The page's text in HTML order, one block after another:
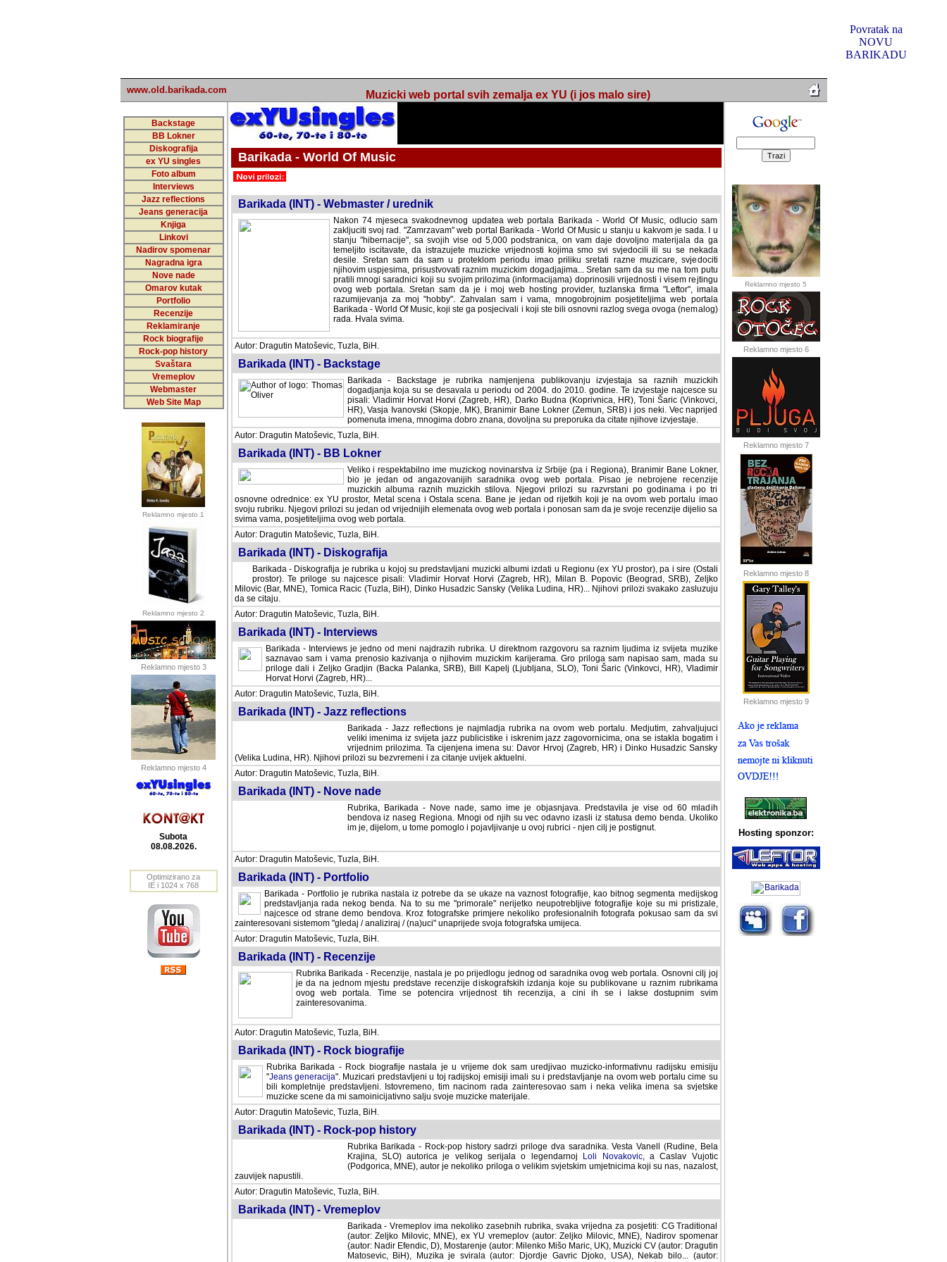
Povratak na
NOVU
BARIKADU
www.old.barikada.com Muzicki web portal svih zemalja ex YU (i jos malo sire)
Backstage
BB Lokner
Diskografija
ex YU singles
Foto album
Interviews
Jazz reflections
Jeans generacija
Knjiga
Linkovi
Nadirov spomenar
Nagradna igra
Nove nade
Omarov kutak
Portfolio
Recenzije
Reklamiranje
Rock biografije
Rock-pop history
Svaštara
Vremeplov
Webmaster
Web Site Map
Reklamno mjesto 1
Reklamno mjesto 2
Reklamno mjesto 3
Reklamno mjesto 4
Subota
08.08.2026.
Optimizirano za
IE i 1024 x 768
Barikada - World Of Music
Barikada (INT) - Webmaster / urednik
Nakon 74 mjeseca svakodnevnog updatea web portala Barikada - World Of Music, odlucio sam
zakljuciti svoj rad. "Zamrzavam" web portal Barikada - World Of Music u stanju u kakvom je sada. I u
stanju "hibernacije", sa svojih vise od 5,000 podstranica, on vam daje dovoljno materijala da ga
temeljito iscitavate, da istrazujete muzicke vrijednosti kojima smo svi svjedocili ili su se nekada desile.
Sretan sam da sam u proteklom periodu imao priliku sretati razne muzicare, svjedociti njihovim
uspjesima, prisustvovati raznim muzickim dogadjajima... Sretan sam da su me na tom putu pratili
mnogi saradnici koji su svojim prilozima (informacijama) doprinosili vrijednosti i visem rejtingu ovog
web portala. Sretan sam da je i moj web hosting provider, tuzlanska firma "Leftor", imala
razumijevanja za moj "hobby". Zahvalan sam i vama, mnogobrojnim posjetiteljima web portala
Barikada - World Of Music, koji ste ga posjecivali i koji ste bili osnovni razlog svega ovoga (nemalog)
rada. Hvala svima.
Autor: Dragutin Matoševic, Tuzla, BiH.
Barikada (INT) - Backstage
Barikada - Backstage je rubrika namjenjena publikovanju izvjestaja sa raznih muzickih
dogadjanja koja su se desavala u periodu od 2004. do 2010. godine. Te izvjestaje najcesce su
pisali: Vladimir Horvat Horvi (Zagreb, HR), Darko Budna (Koprivnica, HR), Toni Šaric (Vinkovci,
HR), Vasja Ivanovski (Skopje, MK), Branimir Bane Lokner (Zemun, SRB) i jos neki. Vec naprijed
pomenuta imena, mnogima dobro znana, dovoljna su preporuka da citate njihove izvjestaje.
Autor: Dragutin Matoševic, Tuzla, BiH.
Barikada (INT) - BB Lokner
Veliko i respektabilno ime muzickog novinarstva iz Srbije (pa i Regiona), Branimir Bane Lokner,
bio je jedan od angazovanijih saradnika ovog web portala. Pisao je nebrojene recenzije muzickih
albuma raznih muzickih stilova. Njegovi prilozi su razvrstani po godinama i po tri osnovne
odrednice: ex YU prostor, Metal scena i Ostala scena. Bane je jedan od rijetkih koji je na ovom web portalu imao svoju rubriku.
Njegovi prilozi su jedan od vrijednijih elemenata ovog web portala i ponosan sam da je svoje recenzije dijelio sa svima vama,
posjetiteljima ovog web portala.
Autor: Dragutin Matoševic, Tuzla, BiH.
Barikada (INT) - Diskografija
Barikada - Diskografija je rubrika u kojoj su predstavljani muzicki albumi izdati u Regionu (ex YU prostor), pa i sire (Ostali
prostor). Te priloge su najcesce pisali: Vladimir Horvat Horvi (Zagreb, HR), Milan B. Popovic (Beograd, SRB), Zeljko Milovic
(Bar, MNE), Tomica Racic (Tuzla, BiH), Dinko Husadzic Sansky (Velika Ludina, HR)... Njihovi prilozi svakako zasluzuju da se
citaju.
Autor: Dragutin Matoševic, Tuzla, BiH.
Barikada (INT) - Interviews
Barikada - Interviews je jedno od meni najdrazih rubrika. U direktnom razgovoru sa raznim ljudima iz svijeta muzike
saznavao sam i vama prenosio kazivanja o njihovim muzickim karijerama. Gro priloga sam napisao sam, mada su
priloge dali i Zeljko Gradjin (Backa Palanka, SRB), Bill Kapelj (Ljubljana, SLO), Toni Šaric (Vinkovci, HR), Vladimir
Horvat Horvi (Zagreb, HR)...
Autor: Dragutin Matoševic, Tuzla, BiH.
Barikada (INT) - Jazz reflections
Barikada - Jazz reflections je najmladja rubrika na ovom web portalu. Medjutim, zahvaljujuci veliki
imenima iz svijeta jazz publicistike i iskrenim jazz zagovornicima, ona se istakla bogatim i
vrijednim prilozima. Ta cijenjena imena su: Davor Hrvoj (Zagreb, HR) i Dinko Husadzic Sansky
(Velika Ludina, HR). Njihovi prilozi su bezvremeni i za citanje uvijek aktuelni.
Autor: Dragutin Matoševic, Tuzla, BiH.
Barikada (INT) - Nove nade
Rubrika, Barikada - Nove nade, samo ime je objasnjava. Predstavila je vise od 60 mladih
bendova iz naseg Regiona. Mnogi od njih su vec odavno izasli iz statusa demo benda. Ukoliko im
je, dijelom, u tome pomoglo i pojavljivanje u ovoj rubrici - njen cilj je postignut.
Autor: Dragutin Matoševic, Tuzla, BiH.
Barikada (INT) - Portfolio
Barikada - Portfolio je rubrika nastala iz potrebe da se ukaze na vaznost fotografije, kao bitnog segmenta medijskog
predstavljanja rada nekog benda. Na to su me "primorale" nerijetko neupotrebljive fotografije koje su mi pristizale,
najcesce od strane demo bendova. Kroz fotografske primjere nekoliko profesionalnih fotografa pokusao sam da svi
zainteresovani sistemom "gledaj / analiziraj / (na)uci" unaprijede svoja fotografska umijeca.
Autor: Dragutin Matoševic, Tuzla, BiH.
Barikada (INT) - Recenzije
Rubrika Barikada - Recenzije, nastala je po prijedlogu jednog od saradnika ovog web portala. Osnovni cilj joj
je da na jednom mjestu predstave recenzije diskografskih izdanja koje su publikovane u raznim rubrikama
ovog web portala. Time se potencira vrijednost tih recenzija, a cini ih se i lakse dostupnim svim
zainteresovanima.
Autor: Dragutin Matoševic, Tuzla, BiH.
Barikada (INT) - Rock biografije
Rubrika Barikada - Rock biografije nastala je u vrijeme dok sam uredjivao muzicko-informativnu radijsku emisiju
"Jeans generacija". Muzicari predstavljeni u toj radijskoj emisiji imali su i predstavljanje na ovom web portalu cime su
bili kompletnije predstavljeni. Istovremeno, tim nacinom rada zainteresovao sam i neka velika imena sa svjetske
muzicke scene da mi samoinicijativno salju svoje muzicke materijale.
Autor: Dragutin Matoševic, Tuzla, BiH.
Barikada (INT) - Rock-pop history
Rubrika Barikada - Rock-pop history sadrzi priloge dva saradnika. Vesta Vanell (Rudine, Bela
Krajina, SLO) autorica je velikog serijala o legendarnoj
Loli Novakovic, a Caslav Vujotic
(Podgorica, MNE), autor je nekoliko priloga o velikim svjetskim umjetnicima koji su nas, nazalost,
zauvijek napustili.
Autor: Dragutin Matoševic, Tuzla, BiH.
Barikada (INT) - Vremeplov
Barikada - Vremeplov ima nekoliko zasebnih rubrika, svaka vrijedna za posjetiti: CG Traditional
(autor: Zeljko Milovic, MNE), ex YU vremeplov (autor: Zeljko Milovic, MNE), Nadirov spomenar
(autor: Nadir Efendic, D), Mostarenje (autor: Milenko Mišo Maric, UK), Muzicki CV (autor: Dragutin
Matosevic, BiH), Muzika je svirala (autor: Djordje Gavric Djoko, USA), Nekab bilo... (autor:
Reklamno mjesto 5
Reklamno mjesto 6
Reklamno mjesto 7
Reklamno mjesto 8
Reklamno mjesto 9
Hosting sponzor: